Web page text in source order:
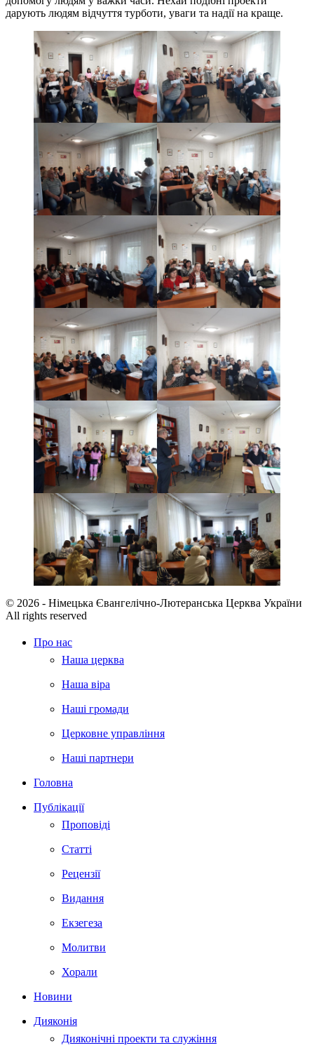
дарують людям відчуття турботи, уваги та надії на краще.
© 2026 - Німецька Євангелічно-Лютеранська Церква України
All rights reserved
Про нас
Наша церква
Наша віра
Наші громади
Церковне управління
Наші партнери
Головна
Публікації
Проповіді
Статті
Рецензії
Видання
Екзегеза
Молитви
Хорали
Новини
Дияконія
Дияконічні проекти та служіння